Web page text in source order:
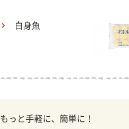
白身魚
っと手軽に、簡単に！